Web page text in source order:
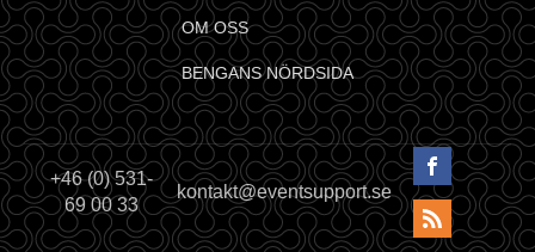
OM OSS
BENGANS NÖRDSIDA
+46 (0) 531-
69 00 33
kontakt@eventsupport.se